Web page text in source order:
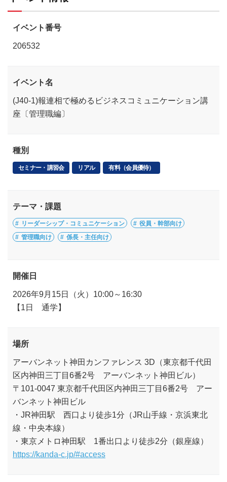
イベント番号
206532
イベント名
(J40-1)報連相で極めるビジネスコミュニケーション講
座〔管理職編〕
種別
セミナー・講習会 リアル 有料（会員優待）
テーマ・課題
リーダーシップ・コミュニケーション 役員・幹部向け
管理職向け 係長・主任向け
開催日
2026年9月15日（火）10:00～16:30
【1日 通学】
場所
アーバンネット神田カンファレンス 3D（東京都千代田
区内神田三丁目6番2号 アーバンネット神田ビル）
〒101-0047 東京都千代田区内神田三丁目6番2号 アー
バンネット神田ビル
・JR神田駅 西口より徒歩1分（JR山手線・京浜東北
線・中央本線）
・東京メトロ神田駅 1番出口より徒歩2分（銀座線）
https://kanda-c.jp/#access